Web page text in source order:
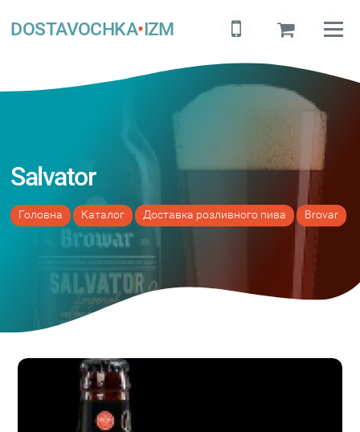
DOSTAVOCHKA•IZM
Salvator
Головна Каталог Доставка розливного пива Brovar